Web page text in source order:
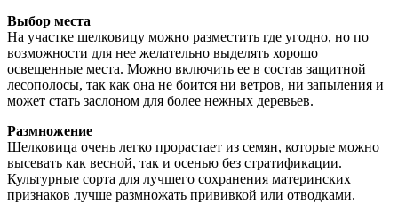
Выбор места
На участке шелковицу можно разместить где угодно, но по
возможности для нее желательно выделять хорошо
освещенные места. Можно включить ее в состав защитной
лесополосы, так как она не боится ни ветров, ни запыления и
может стать заслоном для более нежных деревьев.
Размножение
Шелковица очень легко прорастает из семян, которые можно
высевать как весной, так и осенью без стратификации.
Культурные сорта для лучшего сохранения материнских
признаков лучше размножать прививкой или отводками.